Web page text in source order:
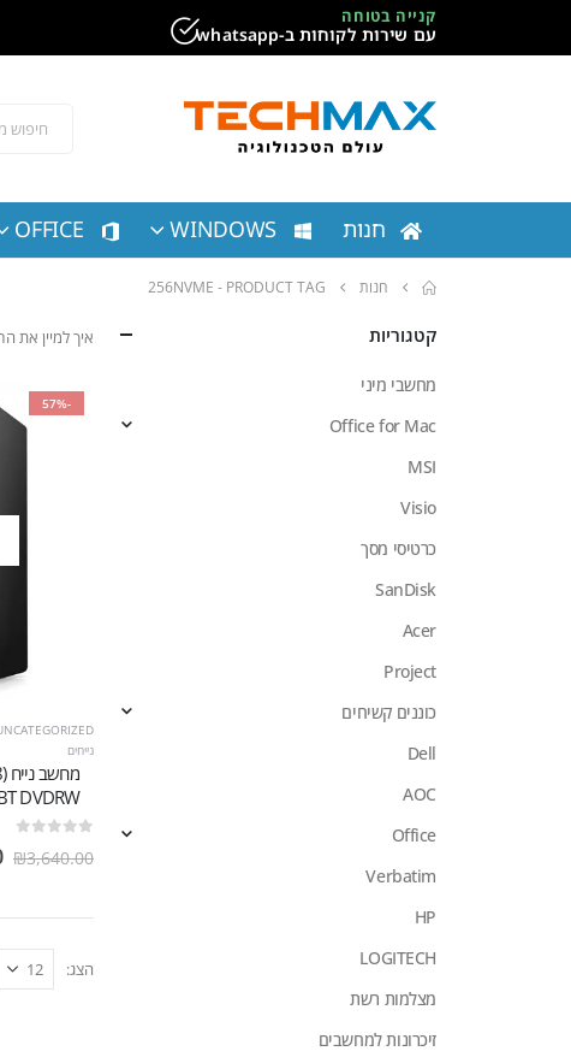
קנייה בטוחה
עם שירות לקוחות ב-whatsapp
חנות WINDOWS
OFFICE
חנות PRODUCT TAG -
256NVME
איך למיין את
-57%
נייחים
DVDRW
₪3,640.00
הצג:
קטגוריות
מחשבי מיני
Office for Mac
MSI
Visio
כרטיסי מסך
SanDisk
Acer
Project
כוננים קשיחים
Dell
AOC
Office
Verbatim
HP
LOGITECH
מצלמות רשת
זיכרונות למחשבים